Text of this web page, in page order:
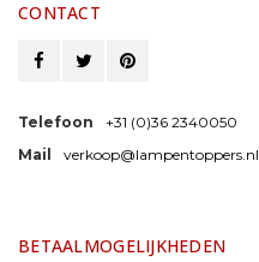
CONTACT
Telefoon
+31 (0)36 2340050
Mail
verkoop@lampentoppers.nl
BETAALMOGELIJKHEDEN